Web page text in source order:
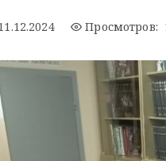
Просмотров: